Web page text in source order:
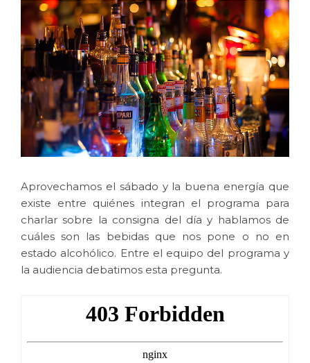
Aprovechamos el sábado y la buena energía que
existe entre quiénes integran el programa para
charlar sobre la consigna del día y hablamos de
cuáles son las bebidas que nos pone o no en
estado alcohólico. Entre el equipo del programa y
la audiencia debatimos esta pregunta.